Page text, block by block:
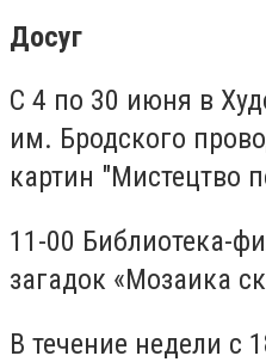
Досуг
С 4 по 30 июня в
им. Бродского
картин "Мистецтво
11-00 Библиотека-
загадок «Мозаика
В течение недели с